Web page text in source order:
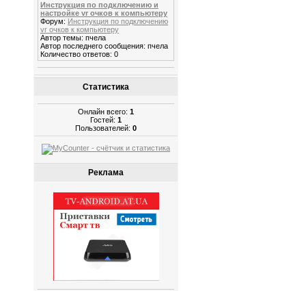
Инструкция по подключению и
настройке vr очков к компьютеру
Форум: Инструкция по подключению
vr очков к компьютеру
Автор темы: пчела
Автор последнего сообщения: пчела
Количество ответов: 0
Статистика
Онлайн всего: 1
Гостей: 1
Пользователей: 0
Реклама